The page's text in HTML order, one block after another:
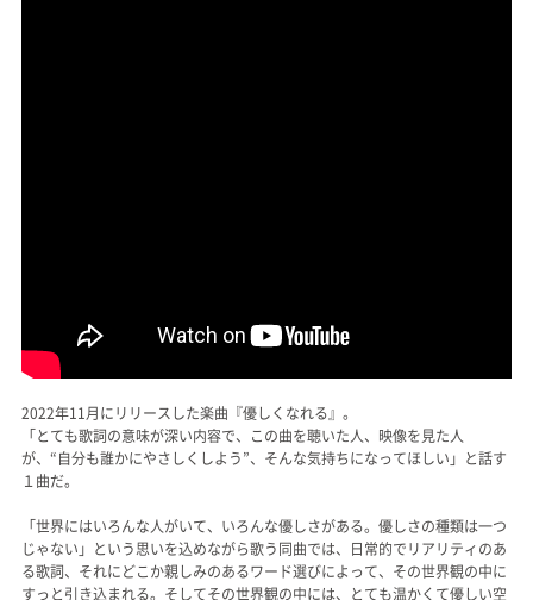
2022年11月にリリースした楽曲『優しくなれる』。
「とても歌詞の意味が深い内容で、この曲を聴いた人、映像を見た人
が、“自分も誰かにやさしくしよう”、そんな気持ちになってほしい」と話す
１曲だ。
「世界にはいろんな人がいて、いろんな優しさがある。優しさの種類は一つ
じゃない」という思いを込めながら歌う同曲では、日常的でリアリティのあ
る歌詞、それにどこか親しみのあるワード選びによって、その世界観の中に
すっと引き込まれる。そしてその世界観の中には、とても温かくて優しい空